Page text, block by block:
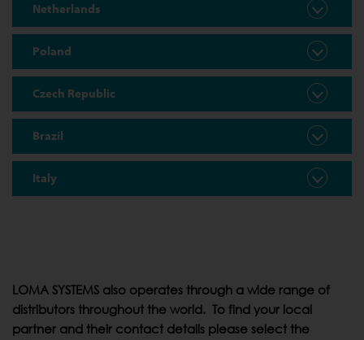
Netherlands
Poland
Czech Republic
Brazil
Italy
LOMA SYSTEMS also operates through a wide range of
distributors throughout the world. To find your local
partner and their contact details please select the